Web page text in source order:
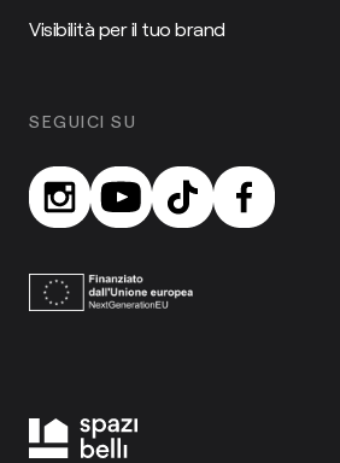
Visibilità per il tuo brand
SEGUICI SU